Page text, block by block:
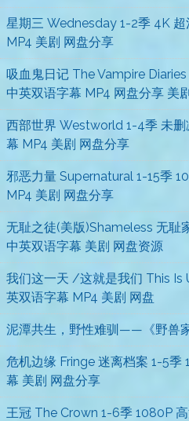
星期三 Wednesday 1-2季 4K
MP4 美剧 网盘分享
吸血鬼日记 The Vampire
中英双语字幕 MP4 网盘分享 美
西部世界 Westworld 1-4季 未
幕 MP4 美剧 网盘分享
邪恶力量 Supernatural 1-15季
MP4 美剧 网盘分享
无耻之徒(美版)Shameless 无耻
中英双语字幕 美剧 网盘资源
我们这一天 /这就是我们 This Is
英双语字幕 MP4 美剧 网盘
泥潭共生，野性难驯——《野兽
危机边缘 Fringe 迷离档案 1-5季
幕 美剧 网盘分享
王冠 The Crown 1-6季 1080P